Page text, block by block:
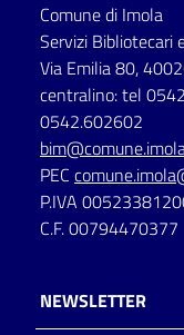
lettura
Seguici
su
Comune di Imola
Servizi Bibliotecari
Via Emilia 80,
centralino: tel
0542.602602
PEC
P.IVA
C.F. 00794470377
NEWSLETTER